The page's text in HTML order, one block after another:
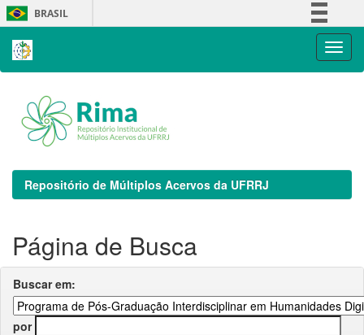
Skip
navigation
BRASIL
Repositório de Múltiplos Acervos da UFRRJ
Página de Busca
Buscar em:
por